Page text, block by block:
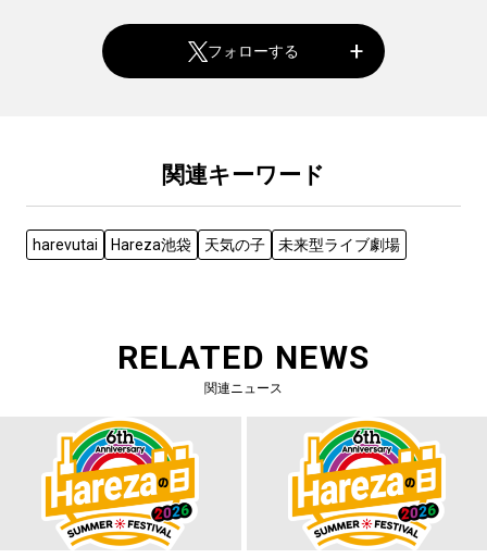
フォローする
関連キーワード
harevutai Hareza池袋 天気の子 未来型ライブ劇場
RELATED NEWS
関連ニュース